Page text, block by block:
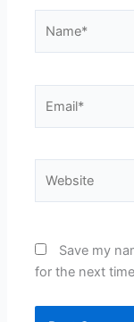
Save my
for the next